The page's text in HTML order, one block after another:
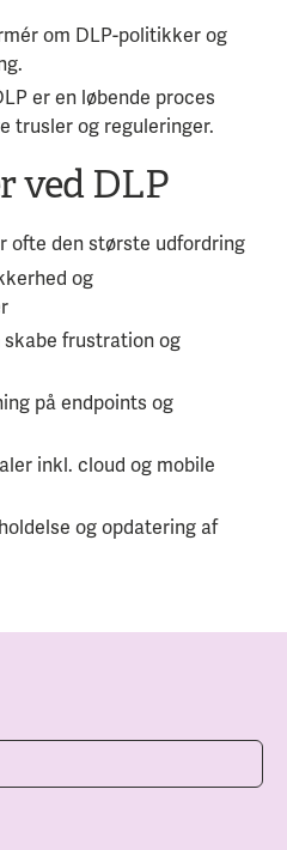
om DLP-politikker og
er en løbende proces
trusler og reguleringer.
ved DLP
ofte den største udfordring
og
frustration og
på endpoints og
inkl. cloud og mobile
og opdatering af